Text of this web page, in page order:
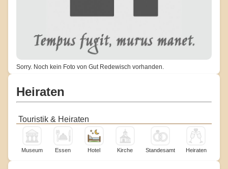
Sorry. Noch kein Foto von Gut Redewisch vorhanden.
Heiraten
Touristik & Heiraten
Museum Essen Hotel Kirche Standesamt Heiraten